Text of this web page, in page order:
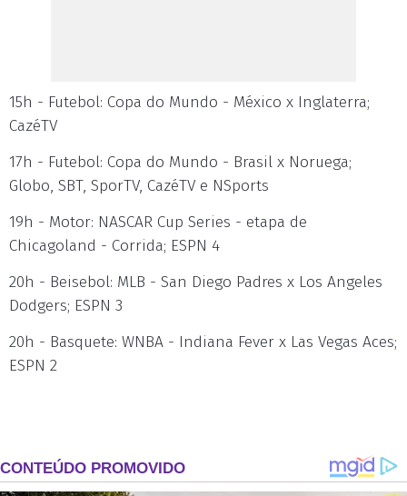
15h - Futebol: Copa do Mundo - México x Inglaterra;
CazéTV
17h - Futebol: Copa do Mundo - Brasil x Noruega;
Globo, SBT, SporTV, CazéTV e NSports
19h - Motor: NASCAR Cup Series - etapa de
Chicagoland - Corrida; ESPN 4
20h - Beisebol: MLB - San Diego Padres x Los Angeles
Dodgers; ESPN 3
20h - Basquete: WNBA - Indiana Fever x Las Vegas Aces;
ESPN 2